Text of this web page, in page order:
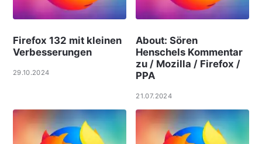
Firefox 132 mit kleinen
Verbesserungen
29.10.2024
About: Sören
Henschels Kommentar
zu / Mozilla / Firefox /
PPA
21.07.2024